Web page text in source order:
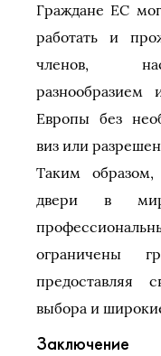
Граждане ЕС
работать и
членов,
разнообразием
Европы без
виз или
Таким образом,
двери в мир,
ограничены
предоставляя
выбора и
Заключение